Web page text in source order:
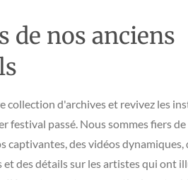
de nos anciens
collection d'archives et revivez les
festival passé. Nous sommes fiers
captivantes, des vidéos dynamiques,
et des détails sur les artistes qui ont